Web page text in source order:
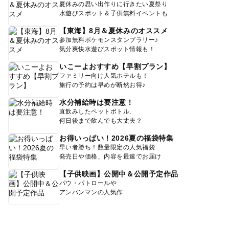
夏休みの思い出作りに行きたい夏祭り
水遊びスポット＆子供無料イベントも
【東海】8月＆夏休みのオススメ
参加無料ポケモンスタンプラリー♪
気分爽快水遊びスポット情報も！
いこーよおすすめ【早割プラン】
ファミリー向け人気ホテルも！
旅行の予約は早めが断然お得♪
水分補給時は要注意！
直飲みしたペットボトル、
何日後まで飲んでも大丈夫？
お得いっぱい！2026夏の福袋特集
早い者勝ち！数量限定の人気福袋
発売日や価格、内容を最速でお届け
【子供映画】公開中＆公開予定作品
パウ・パトロールや
アンパンマンの人気作